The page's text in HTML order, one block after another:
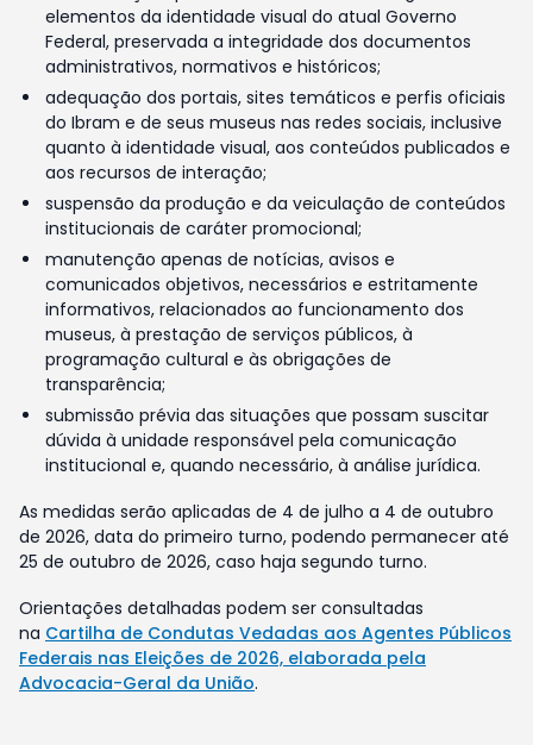
elementos da identidade visual do atual Governo
Federal, preservada a integridade dos documentos
administrativos, normativos e históricos;
adequação dos portais, sites temáticos e perfis oficiais
do Ibram e de seus museus nas redes sociais, inclusive
quanto à identidade visual, aos conteúdos publicados e
aos recursos de interação;
suspensão da produção e da veiculação de conteúdos
institucionais de caráter promocional;
manutenção apenas de notícias, avisos e
comunicados objetivos, necessários e estritamente
informativos, relacionados ao funcionamento dos
museus, à prestação de serviços públicos, à
programação cultural e às obrigações de
transparência;
submissão prévia das situações que possam suscitar
dúvida à unidade responsável pela comunicação
institucional e, quando necessário, à análise jurídica.
As medidas serão aplicadas de 4 de julho a 4 de outubro
de 2026, data do primeiro turno, podendo permanecer até
25 de outubro de 2026, caso haja segundo turno.
Orientações detalhadas podem ser consultadas
na Cartilha de Condutas Vedadas aos Agentes Públicos
Federais nas Eleições de 2026, elaborada pela
Advocacia-Geral da União.